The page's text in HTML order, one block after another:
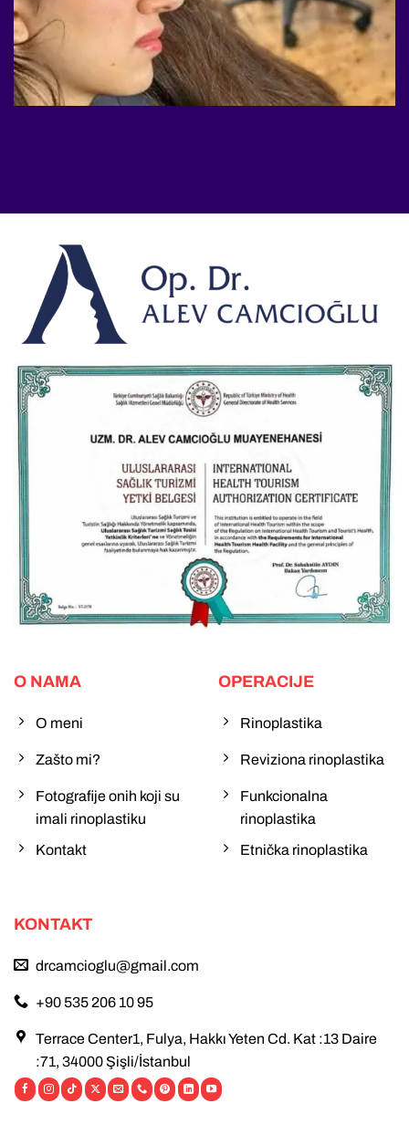
O NAMA
O meni
Zašto mi?
Fotografije onih koji su
imali rinoplastiku
Kontakt
OPERACIJE
Rinoplastika
Reviziona rinoplastika
Funkcionalna
rinoplastika
Etnička rinoplastika
KONTAKT
drcamcioglu@gmail.com
+90 535 206 10 95
Terrace Center1, Fulya, Hakkı Yeten Cd. Kat :13 Daire
:71, 34000 Şişli/İstanbul